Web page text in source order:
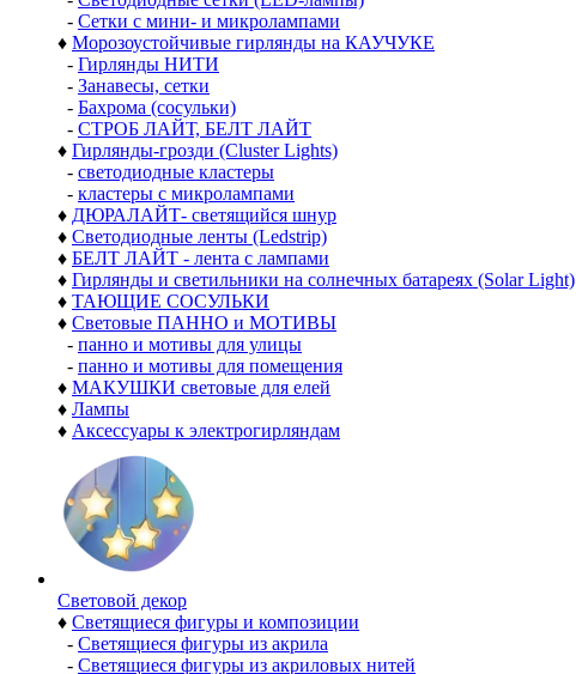
- Сетки с мини- и микролампами
♦ Морозоустойчивые гирлянды на КАУЧУКЕ
- Гирлянды НИТИ
- Занавесы, сетки
- Бахрома (сосульки)
- СТРОБ ЛАЙТ, БЕЛТ ЛАЙТ
♦ Гирлянды-грозди (Cluster Lights)
- светодиодные кластеры
- кластеры с микролампами
♦ ДЮРАЛАЙТ- светящийся шнур
♦ Светодиодные ленты (Ledstrip)
♦ БЕЛТ ЛАЙТ - лента с лампами
♦ Гирлянды и светильники на солнечных батареях (Solar Light)
♦ ТАЮЩИЕ СОСУЛЬКИ
♦ Световые ПАННО и МОТИВЫ
- панно и мотивы для улицы
- панно и мотивы для помещения
♦ МАКУШКИ световые для елей
♦ Лампы
♦ Аксессуары к электрогирляндам
Световой декор
♦ Светящиеся фигуры и композиции
- Светящиеся фигуры из акрила
- Светящиеся фигуры из акриловых нитей